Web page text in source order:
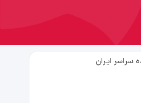
سراسر ایران